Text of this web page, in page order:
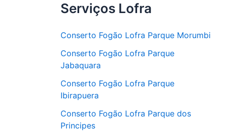
Serviços Lofra
Conserto Fogão Lofra Parque Morumbi
Conserto Fogão Lofra Parque
Jabaquara
Conserto Fogão Lofra Parque
Ibirapuera
Conserto Fogão Lofra Parque dos
Principes